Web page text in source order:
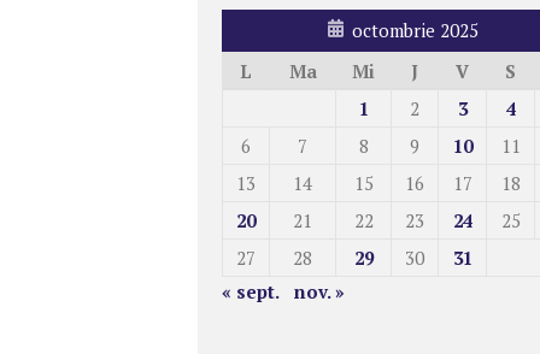
octombrie 2025
L
Ma Mi J V
S
1
2 3
4
6
7 8 9 10
11
13
14 15 16 17
18
20
21 22 23 24
25
27
28 29 30
31
« sept. nov. »